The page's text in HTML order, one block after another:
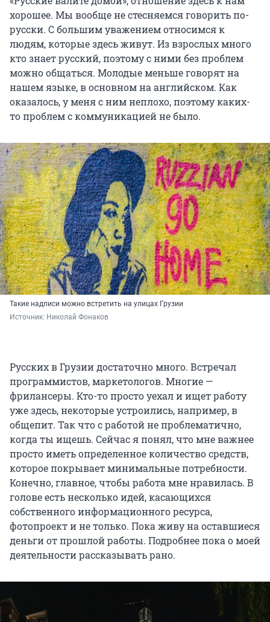
хорошее. Мы вообще не стесняемся говорить по-
русски. С большим уважением относимся к
людям, которые здесь живут. Из взрослых много
кто знает русский, поэтому с ними без проблем
можно общаться. Молодые меньше говорят на
нашем языке, в основном на английском. Как
оказалось, у меня с ним неплохо, поэтому каких-
то проблем с коммуникацией не было.
Такие надписи можно встретить на улицах Грузии
Источник: Николай Фонаков
Русских в Грузии достаточно много. Встречал
программистов, маркетологов. Многие —
фрилансеры. Кто-то просто уехал и ищет работу
уже здесь, некоторые устроились, например, в
общепит. Так что с работой не проблематично,
когда ты ищешь. Сейчас я понял, что мне важнее
просто иметь определенное количество средств,
которое покрывает минимальные потребности.
Конечно, главное, чтобы работа мне нравилась. В
голове есть несколько идей, касающихся
собственного информационного ресурса,
фотопроект и не только. Пока живу на оставшиеся
деньги от прошлой работы. Подробнее пока о моей
деятельности рассказывать рано.